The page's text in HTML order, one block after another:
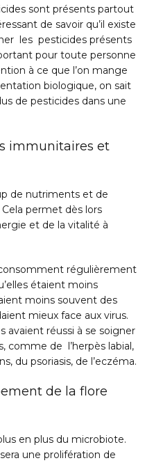
sont présents partout
de savoir qu’il existe
les pesticides présents
pour toute personne
à ce que l’on mange
biologique, on sait
de pesticides dans une
immunitaires et
de nutriments et de
permet dès lors
et de la vitalité à
régulièrement
étaient moins
moins souvent des
mieux face aux virus.
avaient réussi à se soigner
comme de l’herpès labial,
du psoriasis, de l’eczéma.
de la flore
en plus du microbiote.
une prolifération de